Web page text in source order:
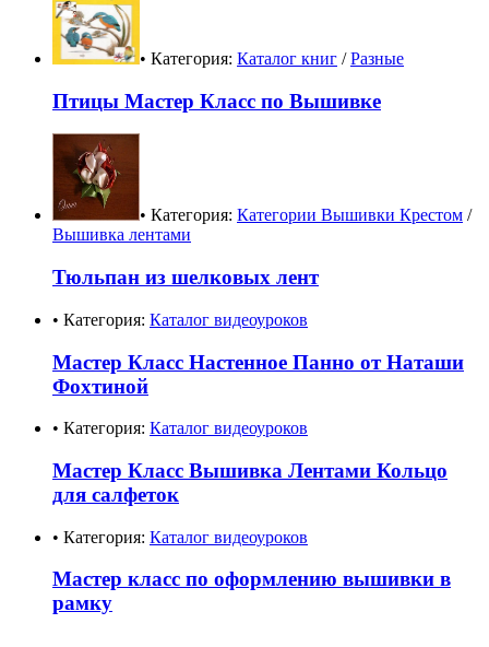
• Категория: Каталог книг /Разные
Птицы Мастер Класс по Вышивке
• Категория: Категории Вышивки Крестом /
Вышивка лентами
Тюльпан из шелковых лент
• Категория: Каталог видеоуроков
Мастер Класс Настенное Панно от Наташи
Фохтиной
• Категория: Каталог видеоуроков
Мастер Класс Вышивка Лентами Кольцо
для салфеток
• Категория: Каталог видеоуроков
Мастер класс по оформлению вышивки в
рамку